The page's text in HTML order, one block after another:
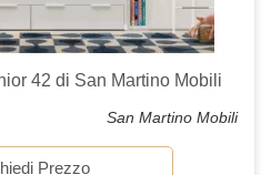
42 di San Martino Mobili
San Martino Mobili
Prezzo